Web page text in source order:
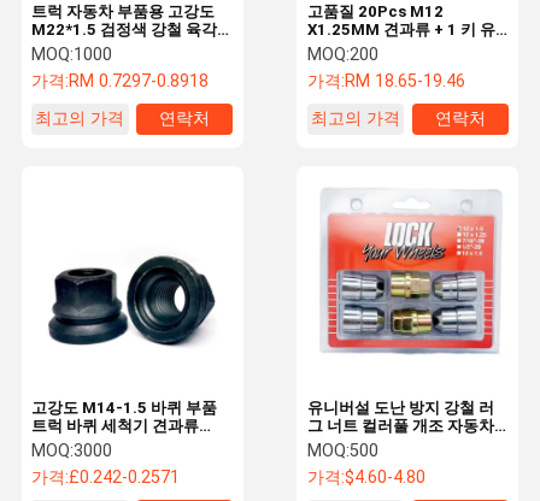
고품질 20Pcs M12
X1.25MM 견과류 + 1 키 유
니버설 스틸 헥스 17mm 자
동차 럭 바퀴 견과류 나사 바
퀴 부품
MOQ:200
가격:RM 18.65-19.46
최고의 가격
연락처
트럭 자동차 부품용 고강도
M22*1.5 검정색 강철 육각
와셔 너트
MOQ:1000
가격:RM 0.7297-0.8918
최고의 가격
연락처
유니버설 도난 방지 강철 러
그 너트 컬러풀 개조 자동차
휠 허브
MOQ:500
가격:$4.60-4.80
고강도 M14-1.5 바퀴 부품
트럭 바퀴 세척기 견과류
611-246
MOQ:3000
가격:£0.242-0.2571